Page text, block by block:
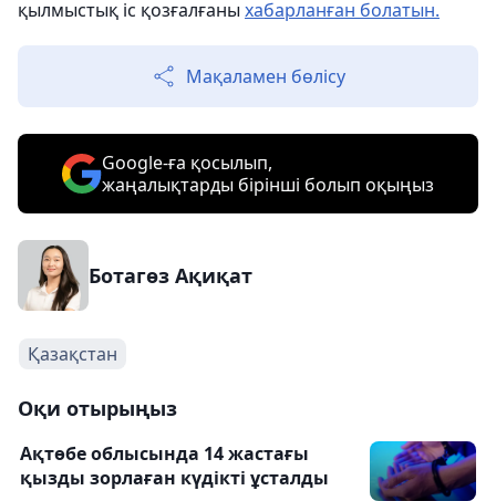
қылмыстық іс қозғалғаны хабарланған болатын.
Мақаламен бөлісу
Google-ға қосылып,
жаңалықтарды бірінші болып оқыңыз
Ботагөз Ақиқат
Қазақстан
Оқи отырыңыз
Ақтөбе облысында 14 жастағы
қызды зорлаған күдікті ұсталды